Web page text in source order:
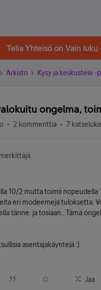
Telia Yhteisö on Vain
Arkisto Kysy ja keskustele -
ongelma,
2 kommenttia 7
10/2 mutta toimii nopeudella
eri modeemeja tuloksetta.
tänne. ja tosiaan.. Tämä
asentajakäyntejä :)
Jaa